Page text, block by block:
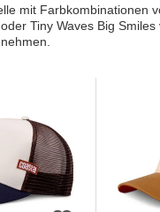
mit Farbkombinationen
Tiny Waves Big